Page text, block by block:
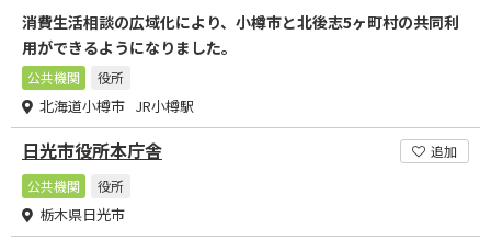
消費生活相談の広域化により、小樽市と北後志5ヶ町村の共同利
用ができるようになりました。
公共機関 役所
北海道小樽市 JR小樽駅
日光市役所本庁舎
追加
公共機関
役所
栃木県日光市